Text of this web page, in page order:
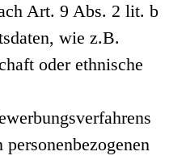
Art. 9 Abs. 2 lit. b
wie z.B.
oder ethnische